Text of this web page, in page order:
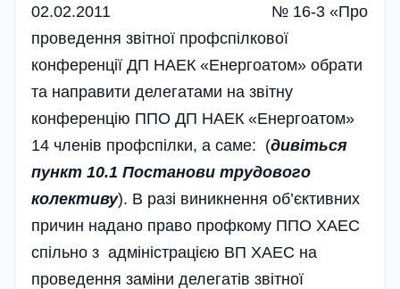
02.02.2011 № 16-3­ «Про
проведення звітної профспілкової
конференції ДП НАЕК «Енергоатом» обрати
та направити делегатами на звітну
конференцію ППО ДП НАЕК «Енергоатом»
14 членів профспілки, а саме: (дивіться
пункт 10.1 Постанови трудового
колективу). В разі виникнення об’єк­тивних
причин надано право профкому ППО ХАЕС
спільно з адміністр­ацією ВП ХАЕС на
проведення заміни делегатів звітної